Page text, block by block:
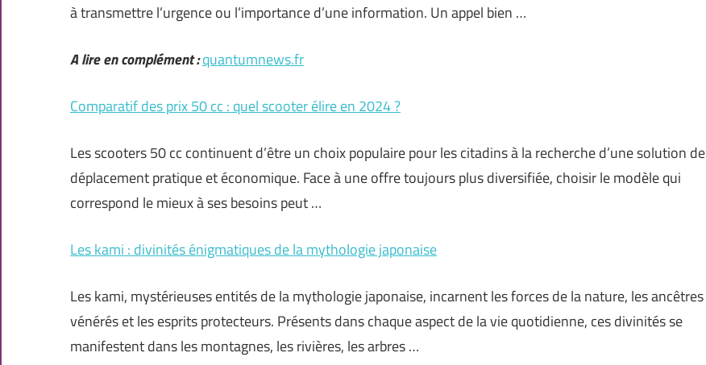
à transmettre l’urgence ou l’importance d’une information. Un appel bien …
A lire en complément :quantumnews.fr
Comparatif des prix 50 cc : quel scooter élire en 2024 ?
Les scooters 50 cc continuent d’être un choix populaire pour les citadins à la recherche d’une solution de
déplacement pratique et économique. Face à une offre toujours plus diversifiée, choisir le modèle qui
correspond le mieux à ses besoins peut …
Les kami : divinités énigmatiques de la mythologie japonaise
Les kami, mystérieuses entités de la mythologie japonaise, incarnent les forces de la nature, les ancêtres
vénérés et les esprits protecteurs. Présents dans chaque aspect de la vie quotidienne, ces divinités se
manifestent dans les montagnes, les rivières, les arbres …